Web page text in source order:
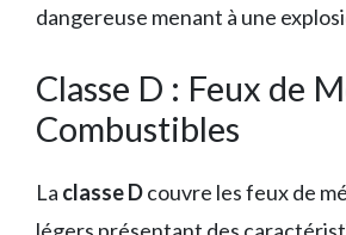
dangereuse menant à une
Classe D : Feux de
Combustibles
La classe Dcouvre les feux de